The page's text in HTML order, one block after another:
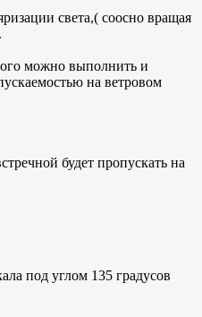
света,( соосно вращая
можно выполнить и
на ветровом
будет пропускать на
под углом 135 градусов